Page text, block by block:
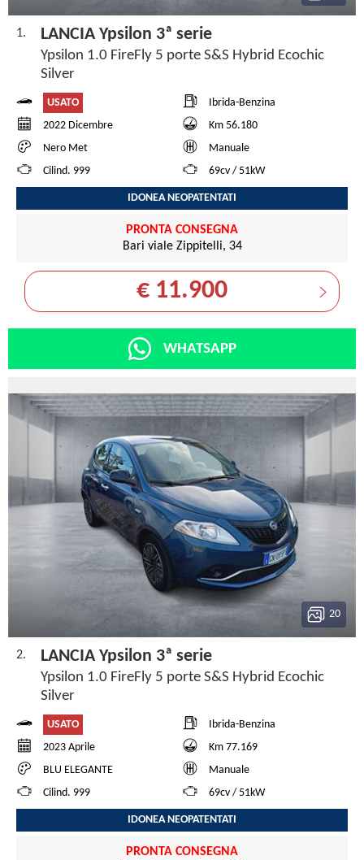
1. LANCIA Ypsilon 3ª serie
Ypsilon 1.0 FireFly 5 porte S&S Hybrid Ecochic
Silver
USATO
Ibrida-Benzina
2022 Dicembre
Km 56.180
Nero Met
Manuale
Cilind. 999
69cv / 51kW
IDONEA NEOPATENTATI
PRONTA CONSEGNA
Bari viale Zippitelli, 34
€ 11.900
WHATSAPP
20
2. LANCIA Ypsilon 3ª serie
Ypsilon 1.0 FireFly 5 porte S&S Hybrid Ecochic
Silver
USATO
Ibrida-Benzina
2023 Aprile
Km 77.169
BLU ELEGANTE
Manuale
Cilind. 999
69cv / 51kW
IDONEA NEOPATENTATI
PRONTA CONSEGNA